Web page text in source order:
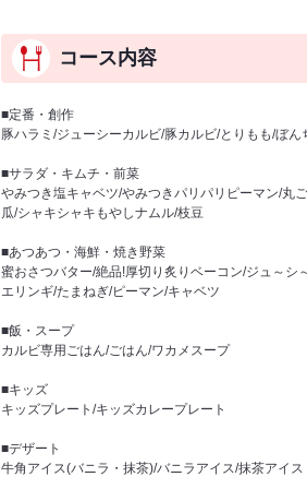
コース内容
■定番・創作
豚ハラミ/ジューシーカルビ/豚カルビ/とりもも/ぼ
■サラダ・キムチ・前菜
やみつき塩キャベツ/やみつきパリパリピーマン/丸
瓜/シャキシャキもやしナムル/枝豆
■あつあつ・海鮮・焼き野菜
蜜おさつバター/絶品!厚切り炙りベーコン/ジュ～
エリンギ/たまねぎ/ピーマン/キャベツ
■飯・スープ
カルビ専用ごはん/ごはん/ワカメスープ
■キッズ
キッズプレート/キッズカレープレート
■デザート
牛角アイス(バニラ・抹茶)/バニラアイス/抹茶アイス